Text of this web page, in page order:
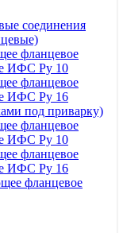
соединения
фланцевое
ИФС Ру 10
фланцевое
ИФС Ру 16
под приварку)
фланцевое
ИФС Ру 10
фланцевое
ИФС Ру 16
фланцевое